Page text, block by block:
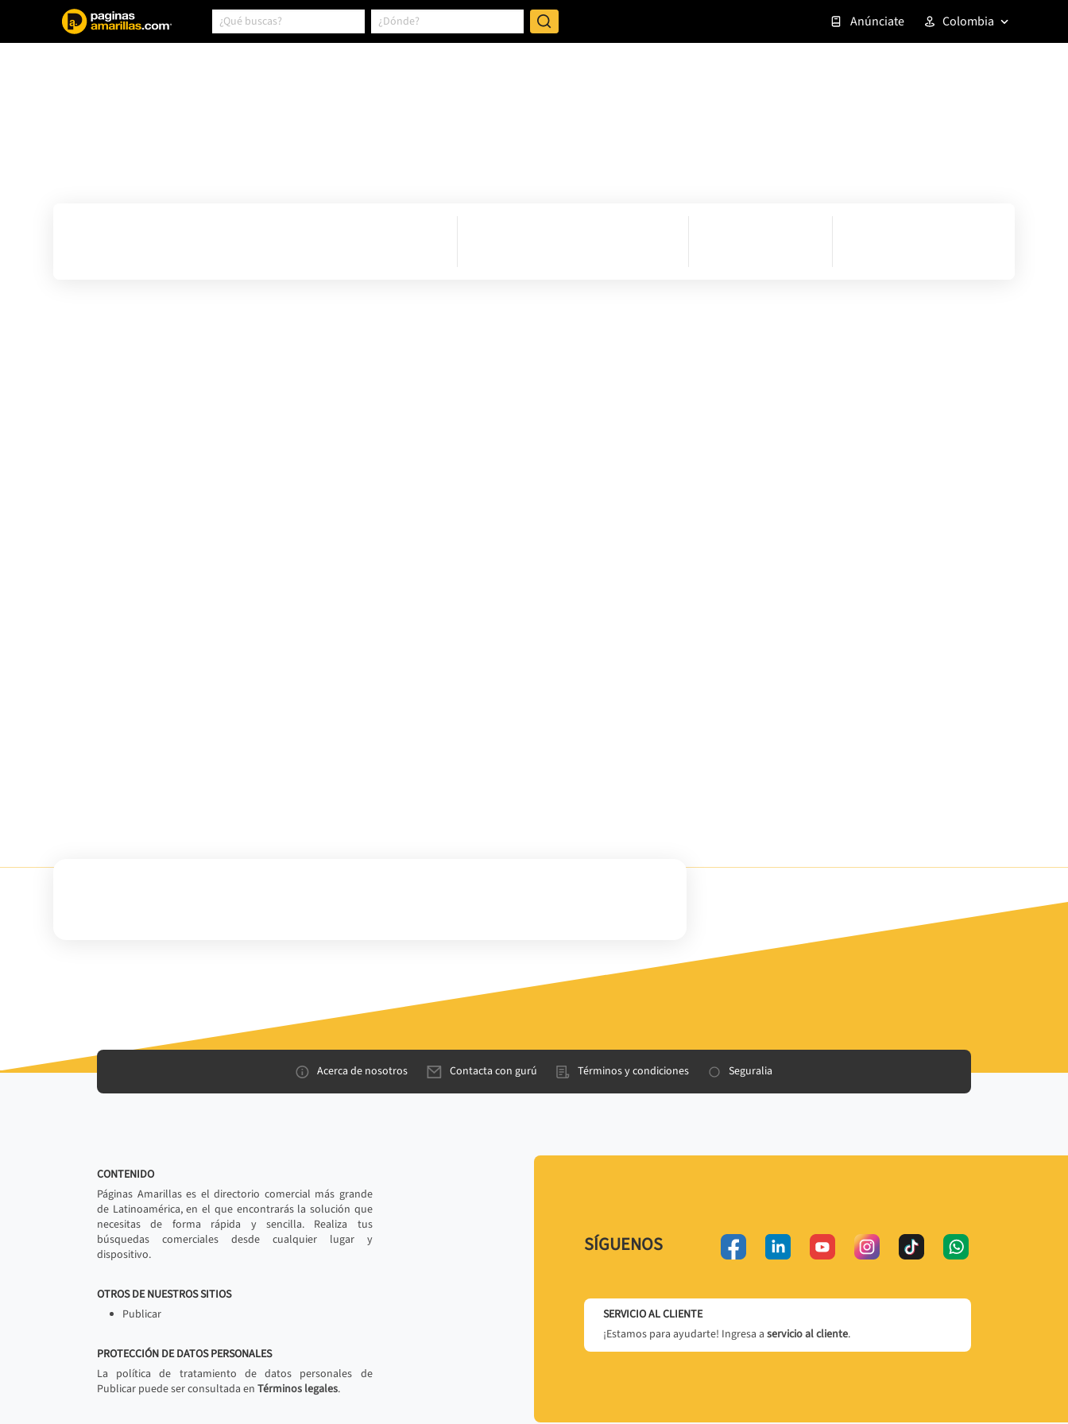
Anúnciate Colombia
Acerca de nosotros Contacta con gurú Términos y condiciones Seguralia
CONTENIDO
Páginas Amarillas es el directorio comercial más grande
de Latinoamérica, en el que encontrarás la solución que
necesitas de forma rápida y sencilla. Realiza tus
búsquedas comerciales desde cualquier lugar y
dispositivo.
OTROS DE NUESTROS SITIOS
Publicar
PROTECCIÓN DE DATOS PERSONALES
La política de tratamiento de datos personales de
Publicar puede ser consultada en Términos legales.
SÍGUENOS
SERVICIO AL CLIENTE
¡Estamos para ayudarte! Ingresa a servicio al cliente.